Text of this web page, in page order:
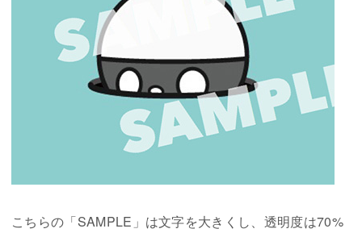
こちらの「SAMPLE」は文字を大きくし、透明度は70%